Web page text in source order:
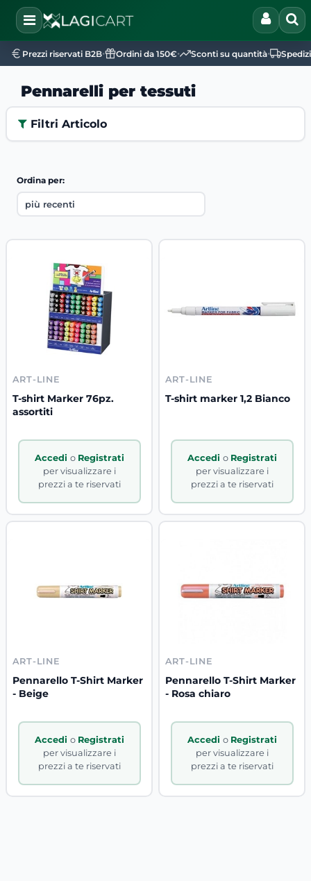
Open
Prezzi riservati B2B• Ordini da 150€• Sconti su quantità•
Pennarelli per tessuti
Filtri Articolo
Ordina per:
ART-LINE
T-shirt Marker 76pz.
assortiti
Accedi o Registrati
per visualizzare i
prezzi a te riservati
ART-LINE
T-shirt marker 1,2 Bianco
Accedi o Registrati
per visualizzare i
prezzi a te riservati
ART-LINE
Pennarello T-Shirt Marker
- Beige
Accedi o Registrati
per visualizzare i
prezzi a te riservati
ART-LINE
Pennarello T-Shirt Marker
- Rosa chiaro
Accedi o Registrati
per visualizzare i
prezzi a te riservati